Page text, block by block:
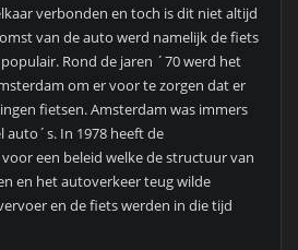
verbonden en toch is dit niet altijd
van de auto werd namelijk de fiets
Rond de jaren ´70 werd het
om er voor te zorgen dat er
fietsen. Amsterdam was immers
auto´s. In 1978 heeft de
een beleid welke de structuur van
en het autoverkeer teug wilde
en de fiets werden in die tijd